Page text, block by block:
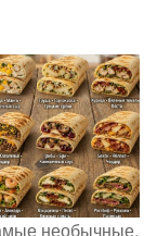
необычные,